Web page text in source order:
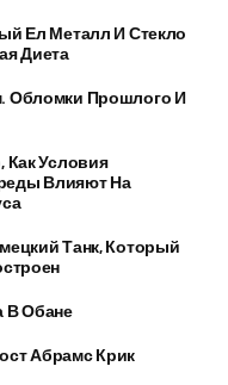
Ел Металл И Стекло
Диета
Обломки Прошлого И
Как Условия
Влияют На
Танк, Который
В Обане
Абрамс Крик